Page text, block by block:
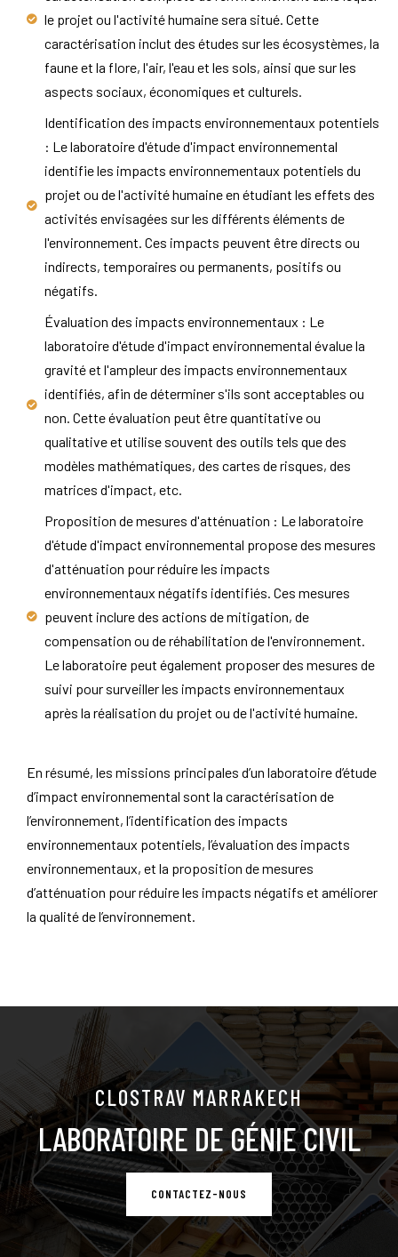
le projet ou l'activité humaine sera situé. Cette
caractérisation inclut des études sur les écosystèmes, la
faune et la flore, l'air, l'eau et les sols, ainsi que sur les
aspects sociaux, économiques et culturels.
Identification des impacts environnementaux potentiels
: Le laboratoire d'étude d'impact environnemental
identifie les impacts environnementaux potentiels du
projet ou de l'activité humaine en étudiant les effets des
activités envisagées sur les différents éléments de
l'environnement. Ces impacts peuvent être directs ou
indirects, temporaires ou permanents, positifs ou
négatifs.
Évaluation des impacts environnementaux : Le
laboratoire d'étude d'impact environnemental évalue la
gravité et l'ampleur des impacts environnementaux
identifiés, afin de déterminer s'ils sont acceptables ou
non. Cette évaluation peut être quantitative ou
qualitative et utilise souvent des outils tels que des
modèles mathématiques, des cartes de risques, des
matrices d'impact, etc.
Proposition de mesures d'atténuation : Le laboratoire
d'étude d'impact environnemental propose des mesures
d'atténuation pour réduire les impacts
environnementaux négatifs identifiés. Ces mesures
peuvent inclure des actions de mitigation, de
compensation ou de réhabilitation de l'environnement.
Le laboratoire peut également proposer des mesures de
suivi pour surveiller les impacts environnementaux
après la réalisation du projet ou de l'activité humaine.
En résumé, les missions principales d’un laboratoire d’étude
d’impact environnemental sont la caractérisation de
l’environnement, l’identification des impacts
environnementaux potentiels, l’évaluation des impacts
environnementaux, et la proposition de mesures
d’atténuation pour réduire les impacts négatifs et améliorer
la qualité de l’environnement.
CLOSTRAV MARRAKECH
LABORATOIRE DE GÉNIE CIVIL
CONTACTEZ-NOUS